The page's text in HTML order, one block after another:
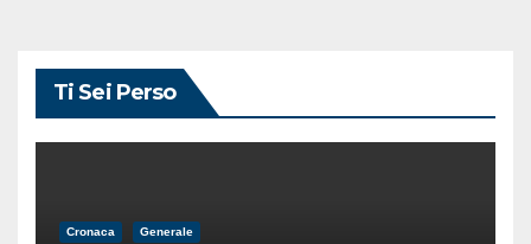
Ti Sei Perso
Cronaca Generale